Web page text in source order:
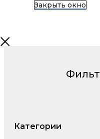
Закрыть окно
Категории